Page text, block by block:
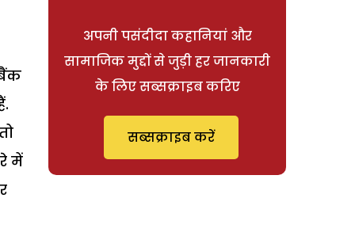
में
अपनी पसंदीदा कहानियां और
सामाजिक मुद्दों से जुड़ी हर जानकारी
के लिए सब्सक्राइब करिए
सब्सक्राइब करें